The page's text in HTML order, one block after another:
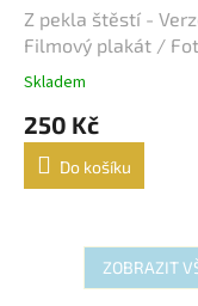
Z pekla štěstí -
Filmový plakát /
Slepka (cca A4)
Skladem
250 Kč
Do košíku
ZOBRAZIT